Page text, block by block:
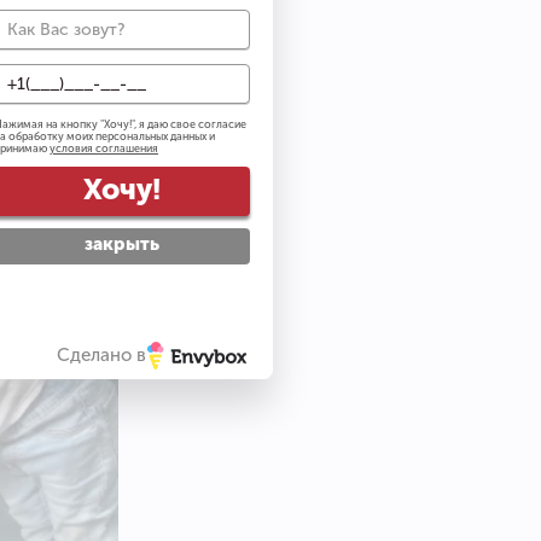
на кнопку "Хочу!", я даю свое согласие
обработку моих персональных данных и
условия соглашения
Хочу!
закрыть
Сделано в